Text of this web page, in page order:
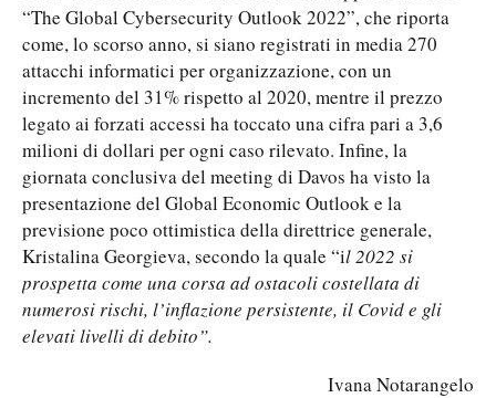
“The Global Cybersecurity Outlook 2022”, che riporta
come, lo scorso anno, si siano registrati in media 270
attacchi informatici per organizzazione, con un
incremento del 31% rispetto al 2020, mentre il prezzo
legato ai forzati accessi ha toccato una cifra pari a 3,6
milioni di dollari per ogni caso rilevato. Infine, la
giornata conclusiva del meeting di Davos ha visto la
presentazione del Global Economic Outlook e la
previsione poco ottimistica della direttrice generale,
Kristalina Georgieva, secondo la quale “il 2022 si
prospetta come una corsa ad ostacoli costellata di
numerosi rischi, l’inflazione persistente, il Covid e gli
elevati livelli di debito”.
Ivana Notarangelo